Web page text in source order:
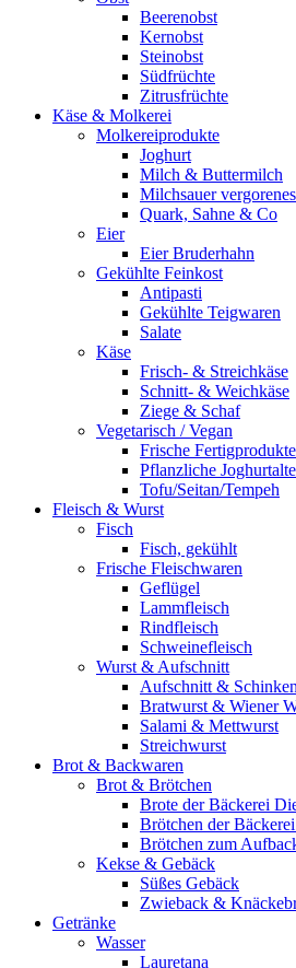
Beerenobst
Kernobst
Steinobst
Südfrüchte
Zitrusfrüchte
Käse & Molkerei
Molkereiprodukte
Joghurt
Milch & Buttermilch
Milchsauer
Quark, Sahne & Co
Eier
Eier Bruderhahn
Gekühlte Feinkost
Antipasti
Gekühlte Teigwaren
Salate
Käse
Frisch- & Streichkäse
Schnitt- & Weichkäse
Ziege & Schaf
Vegetarisch / Vegan
Frische
Pflanzliche
Tofu/Seitan/Tempeh
Fleisch & Wurst
Fisch
Fisch, gekühlt
Frische Fleischwaren
Geflügel
Lammfleisch
Rindfleisch
Schweinefleisch
Wurst & Aufschnitt
Aufschnitt & Schinken
Bratwurst & Wiener
Salami & Mettwurst
Streichwurst
Brot & Backwaren
Brot & Brötchen
Brote der Bäckerei
Brötchen der
Brötchen zum
Kekse & Gebäck
Süßes Gebäck
Zwieback &
Getränke
Wasser
Lauretana